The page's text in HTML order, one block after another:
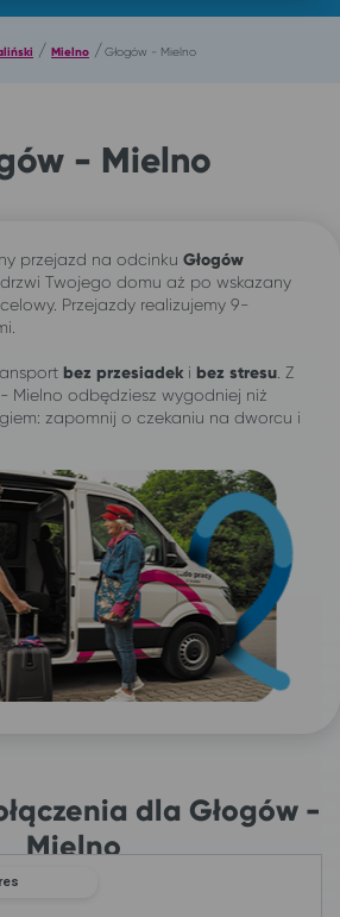
/ Mielno /Głogów - Mielno
- Mielno
przejazd na odcinku Głogów
Twojego domu aż po wskazany
Przejazdy realizujemy 9-
bez przesiadek i bez stresu . Z
Mielno odbędziesz wygodniej niż
zapomnij o czekaniu na dworcu i
dla Głogów -
Mielno